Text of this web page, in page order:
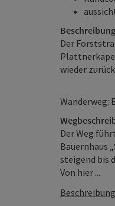
Der
wieder
Wanderweg:
Der Weg
Bauernhaus
steigend bis
Von hier ...